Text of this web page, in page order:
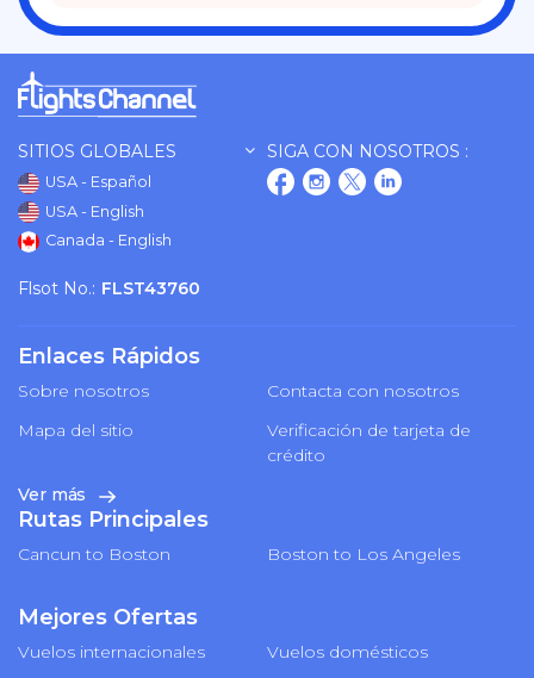
SITIOS GLOBALES
USA - Español
USA - English
Canada - English
SIGA CON NOSOTROS :
Flsot No.: FLST43760
Enlaces Rápidos
Sobre nosotros
Contacta con nosotros
Mapa del sitio
Verificación de tarjeta de
crédito
Ver más
Rutas Principales
Cancun to Boston Boston to Los Angeles
Mejores Ofertas
Vuelos internacionales
Vuelos domésticos